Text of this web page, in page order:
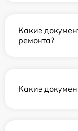
Какие
ремонта?
Какие